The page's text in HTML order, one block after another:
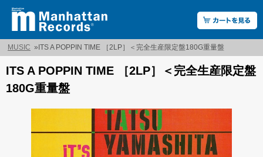
MUSIC » ITS A POPPIN TIME ［2LP］＜完全生産限定盤180G重量盤
ITS A POPPIN TIME ［2LP］＜完全生産限定盤
180G重量盤